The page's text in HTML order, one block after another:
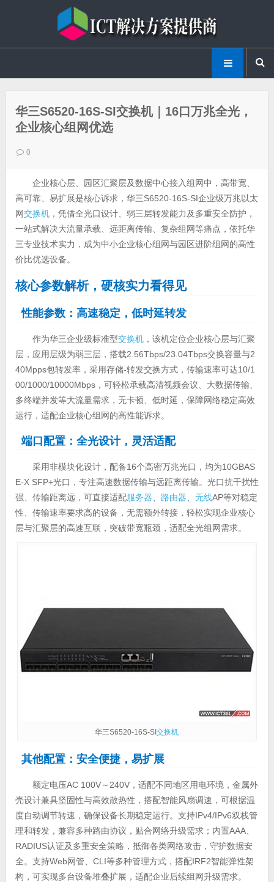
华三S6520-16S-SI交换机｜16口万兆全光，
企业核心组网优选
0
企业核心层、园区汇聚层及数据中心接入组网中，高带宽、
高可靠、易扩展是核心诉求，华三S6520-16S-SI企业级万兆以太
网交换机，凭借全光口设计、弱三层转发能力及多重安全防护，
一站式解决大流量承载、远距离传输、复杂组网等痛点，依托华
三专业技术实力，成为中小企业核心组网与园区进阶组网的高性
价比优选设备。
核心参数解析，硬核实力看得见
性能参数：高速稳定，低时延转发
作为华三企业级标准型交换机，该机定位企业核心层与汇聚
层，应用层级为弱三层，搭载2.56Tbps/23.04Tbps交换容量与2
40Mpps包转发率，采用存储-转发交换方式，传输速率可达10/1
00/1000/10000Mbps，可轻松承载高清视频会议、大数据传输、
多终端并发等大流量需求，无卡顿、低时延，保障网络稳定高效
运行，适配企业核心组网的高性能诉求。
端口配置：全光设计，灵活适配
采用非模块化设计，配备16个高密万兆光口，均为10GBAS
E-X SFP+光口，专注高速数据传输与远距离传输。光口抗干扰性
强、传输距离远，可直接适配服务器 路由器 无线AP等对稳定
性、传输速率要求高的设备，无需额外转接，轻松实现企业核心
层与汇聚层的高速互联，突破带宽瓶颈，适配全光组网需求。
华三S6520-16S-SI交换机
其他配置：安全便捷，易扩展
额定电压AC 100V～240V，适配不同地区用电环境，金属外
壳设计兼具坚固性与高效散热性，搭配智能风扇调速，可根据温
度自动调节转速，确保设备长期稳定运行。支持IPv4/IPv6双栈管
理和转发，兼容多种路由协议，贴合网络升级需求；内置AAA、
RADIUS认证及多重安全策略，抵御各类网络攻击，守护数据安
全。支持Web网管、CLI等多种管理方式，搭配IRF2智能弹性架
构，可实现多台设备堆叠扩展，适配企业后续组网升级需求。